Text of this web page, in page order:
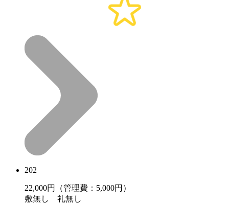
202
22,000円（管理費：5,000円）
敷無し 礼無し